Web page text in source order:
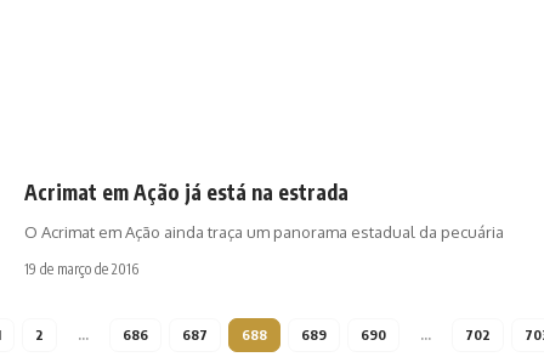
Acrimat em Ação já está na estrada
O Acrimat em Ação ainda traça um panorama estadual da pecuária
19 de março de 2016
2 … 686 687 688 689 690 … 702